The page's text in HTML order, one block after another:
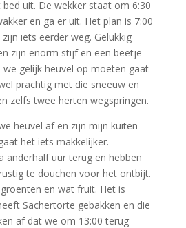
uit. De wekker staat om 6:30
en ga er uit. Het plan is 7:00
iets eerder weg. Gelukkig
zijn enorm stijf en een beetje
we gelijk heuvel op moeten gaat
prachtig met die sneeuw en
zelfs twee herten wegspringen.
heuvel af en zijn mijn kuiten
het iets makkelijker.
anderhalf uur terug en hebben
te douchen voor het ontbijt.
en wat fruit. Het is
Sachertorte gebakken en die
af dat we om 13:00 terug